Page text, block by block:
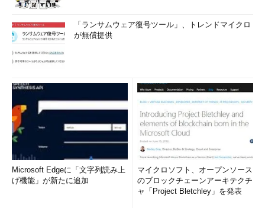
「ランサムウェア復号ツール」、トレンドマイクロ
が無償提供
Microsoft Edgeに「文字列読み上
げ機能」が新たに追加
マイクロソフト、オープンソース
のブロックチェーンアーキテクチ
ャ「Project Bletchley」を発表